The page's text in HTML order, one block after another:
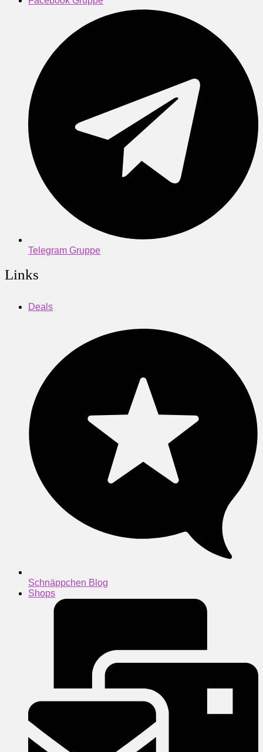
Telegram Gruppe
Links
Deals
Schnäppchen Blog
Shops